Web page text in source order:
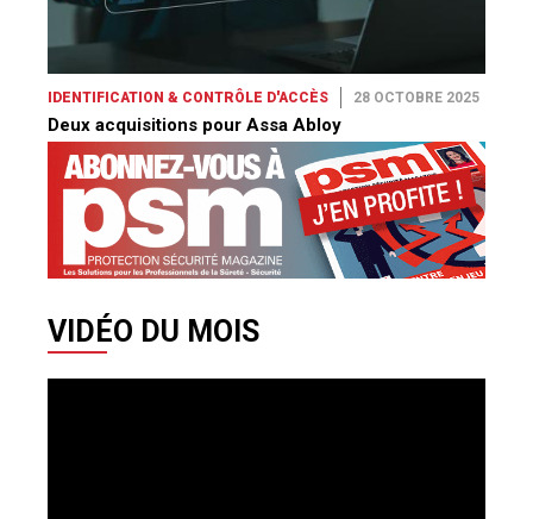
IDENTIFICATION & CONTRÔLE D'ACCÈS 28 OCTOBRE 2025
Deux acquisitions pour Assa Abloy
VIDÉO DU MOIS